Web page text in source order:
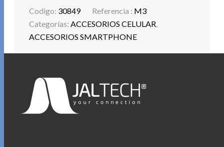
Codigo: 30849 Referencia : M3
Categorías:ACCESORIOS CELULAR,
ACCESORIOS SMARTPHONE